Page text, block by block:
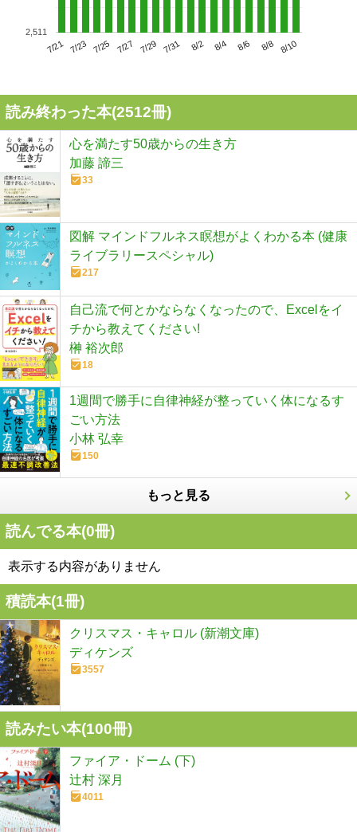
7/21 7/23 7/25 7/27 7/29 7/31 8/2 8/4 8/6 8/8 8/10
2,511
読み終わった本(2512冊)
心を満たす50歳からの生き方
加藤 諦三
33
図解 マインドフルネス瞑想がよくわかる本 (健康
ライブラリースペシャル)
217
自己流で何とかならなくなったので、Excelをイ
チから教えてください!
榊 裕次郎
18
1週間で勝手に自律神経が整っていく体になるす
ごい方法
小林 弘幸
150
もっと見る
読んでる本(0冊)
表示する内容がありません
積読本(1冊)
クリスマス・キャロル (新潮文庫)
ディケンズ
3557
読みたい本(100冊)
ファイア・ドーム (下)
辻村 深月
4011